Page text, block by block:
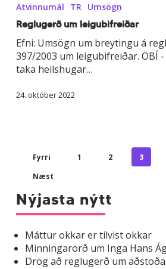
leigubifreiðar
Atvinnumál TR Umsögn
Reglugerð um leigubifreiðar
Efni: Umsögn um breytingu á
397/2003 um leigubifreiðar. ÖBÍ
taka heilshugar…
24. október 2022
Fyrri 1 2 3
Næst
Nýjasta nýtt
Máttur okkar er tilvist okkar
Minningarorð um Inga Hans
Drög að reglugerð um